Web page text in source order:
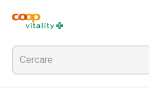
Farmaci
e
salute
Influenza
e
raffreddore